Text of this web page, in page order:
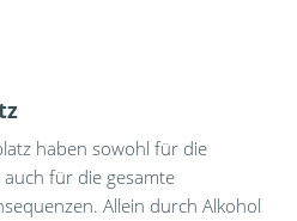
haben sowohl für die
für die gesamte
Allein durch Alkohol